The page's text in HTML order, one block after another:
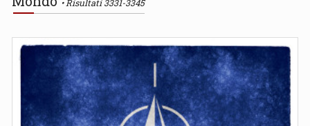
Risultati 3331-3345